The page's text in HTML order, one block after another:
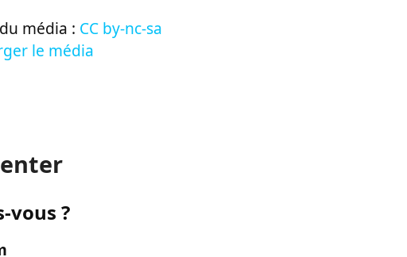
média : CC by-nc-sa
le média
vous ?